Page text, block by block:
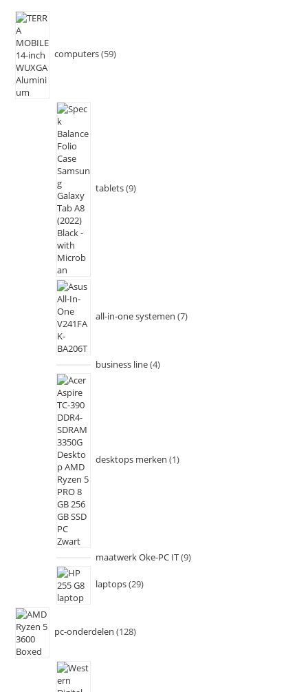
computers 59
tablets 9
all-in-one systemen 7
business line 4
desktops merken 1
maatwerk Oke-PC IT 9
laptops 29
pc-onderdelen 128